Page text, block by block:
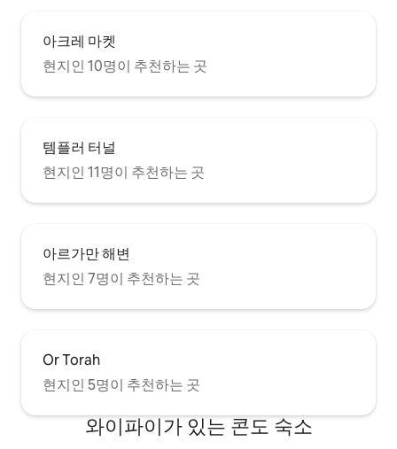
아크레 마켓
현지인 10명이 추천하는 곳
템플러 터널
현지인 11명이 추천하는 곳
아르가만 해변
현지인 7명이 추천하는 곳
Or Torah
현지인 5명이 추천하는 곳
와이파이가 있는 콘도 숙소